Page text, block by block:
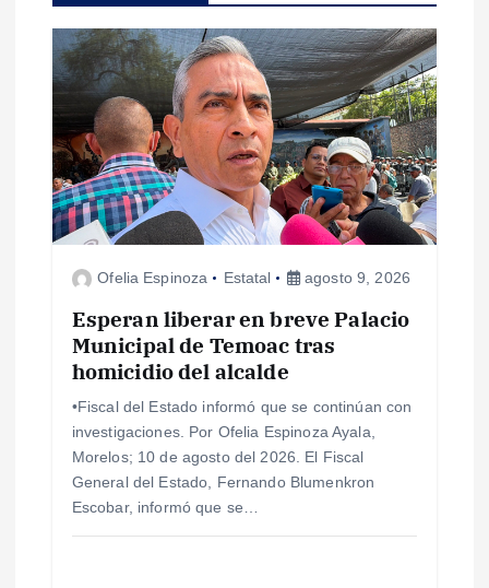
ó
n
d
Ofelia Espinoza Estatal agosto 9, 2026
Esperan liberar en breve Palacio
Municipal de Temoac tras
homicidio del alcalde
•Fiscal del Estado informó que se continúan con
investigaciones. Por Ofelia Espinoza Ayala,
Morelos; 10 de agosto del 2026. El Fiscal
General del Estado, Fernando Blumenkron
Escobar, informó que se…